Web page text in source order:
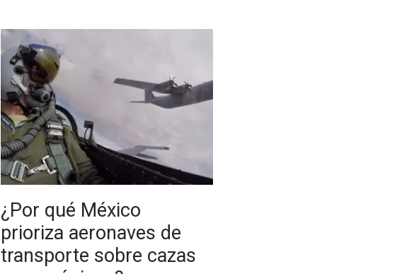
¿Por qué México
prioriza aeronaves de
transporte sobre cazas